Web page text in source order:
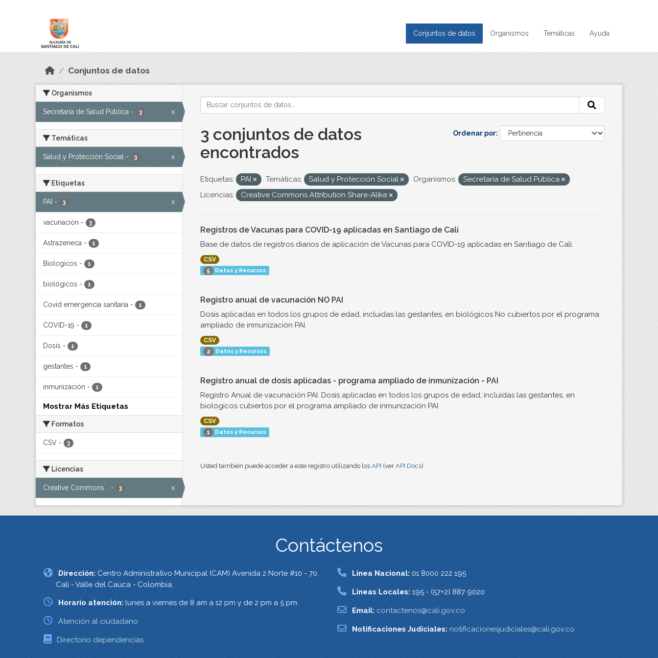
Conjuntos de datos Organismos Temáticas Ayuda
Conjuntos de datos
Organismos
Secretaría de Salud Pública - 3 x
Temáticas
Salud y Protección Social - 3 x
Etiquetas
PAI - 3 x
vacunación - 3
Astrazeneca - 1
Biologicos - 1
biológicos - 1
Covid emergencia sanitaria - 1
COVID-19 - 1
Dosis - 1
gestantes - 1
inmunización - 1
Mostrar Más Etiquetas
Formatos
CSV - 3
Licencias
Creative Commons... - 3 x
Ordenar por
3 conjuntos de datos
encontrados
Etiquetas: PAI Temáticas: Salud y Protección Social Organismos:
Secretaría de Salud Pública
Licencias:
Creative Commons Attribution Share-Alike
Registros de Vacunas para COVID-19 aplicadas en Santiago de Cali
Base de datos de registros diarios de aplicación de Vacunas para COVID-19 aplicadas en Santiago de Cali.
CSV
5
Datos y Recursos
Registro anual de vacunación NO PAI
Dosis aplicadas en todos los grupos de edad, incluidas las gestantes, en biológicos No cubiertos por el programa
ampliado de inmunización PAI.
CSV
2
Datos y Recursos
Registro anual de dosis aplicadas - programa ampliado de inmunización - PAI
Registro Anual de vacunación PAI. Dosis aplicadas en todos los grupos de edad, incluidas las gestantes, en
biológicos cubiertos por el programa ampliado de inmunización PAI.
CSV
1
Datos y Recursos
Usted también puede acceder a este registro utilizando los API (ver API Docs).
Contáctenos
Dirección: Centro Administrativo Municipal (CAM) Avenida 2 Norte #10 - 70.
Cali - Valle del Cauca - Colombia.
Horario atención: lunes a viernes de 8 am a 12 pm y de 2 pm a 5 pm.
Atención al ciudadano
Directorio dependencias
Linea Nacional: 01 8000 222 195
Lineas Locales: 195 - (57+2) 887 9020
Email: contactenos@cali.gov.co
Notificaciones Judiciales: notificacionesjudiciales@cali.gov.co